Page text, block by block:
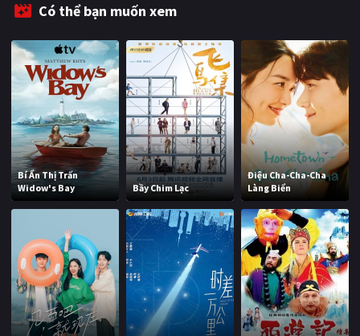
Có thể bạn muốn xem
Bí Ẩn Thị Trấn
Widow's Bay
Bầy Chim Lạc
Điệu Cha-Cha-Cha
Làng Biển